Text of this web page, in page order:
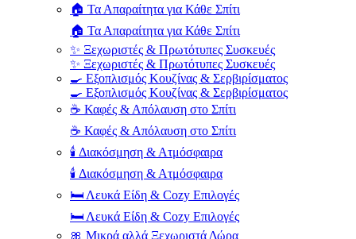
🏠 Τα Απαραίτητα για Κάθε Σπίτι
🏠 Τα Απαραίτητα για Κάθε Σπίτι
✨ Ξεχωριστές & Πρωτότυπες Συσκευές
✨ Ξεχωριστές & Πρωτότυπες Συσκευές
🍳 Εξοπλισμός Κουζίνας & Σερβιρίσματος
🍳 Εξοπλισμός Κουζίνας & Σερβιρίσματος
☕ Καφές & Απόλαυση στο Σπίτι
☕ Καφές & Απόλαυση στο Σπίτι
🕯️ Διακόσμηση & Ατμόσφαιρα
🕯️ Διακόσμηση & Ατμόσφαιρα
🛏️ Λευκά Είδη & Cozy Επιλογές
🛏️ Λευκά Είδη & Cozy Επιλογές
🎀 Μικρά αλλά Ξεχωριστά Δώρα